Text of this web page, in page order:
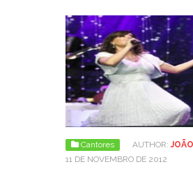
Cantores AUTHOR:
11 DE NOVEMBRO DE 2012